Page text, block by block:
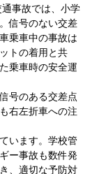
事故では、小学
信号のない交差
乗車中の事故は
トの着用と共
乗車時の安全運
号のある交差点
右左折車への注
います。学校管
ー事故も数件発
、適切な予防対